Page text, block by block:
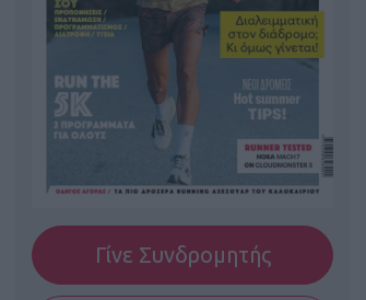
Γίνε Συνδρομητής